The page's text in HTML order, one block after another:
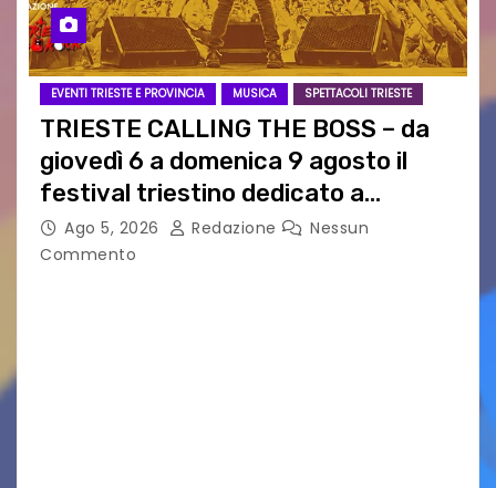
EVENTI TRIESTE E PROVINCIA MUSICA SPETTACOLI TRIESTE
TRIESTE CALLING THE BOSS – da
giovedì 6 a domenica 9 agosto il
festival triestino dedicato a
Springsteen
Ago 5, 2026 Redazione
Nessun
Commento